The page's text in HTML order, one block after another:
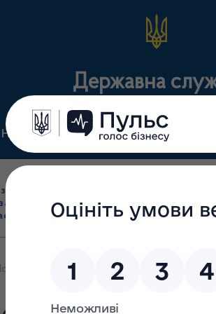
Державна
Нормативні документи Для
торгівля
імпорт
(крім АФІ)
нагляд
(контроль)
та Харкові